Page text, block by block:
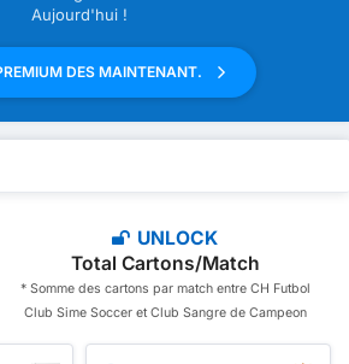
Aujourd'hui !
DES MAINTENANT.
UNLOCK
Total Cartons/Match
* Somme des cartons par match entre CH Futbol
Club Sime Soccer et Club Sangre de Campeon